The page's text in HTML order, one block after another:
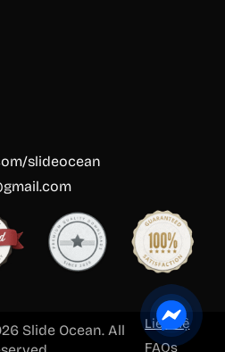
slideocean
Slide Ocean. All
Liên hệ
FAQs